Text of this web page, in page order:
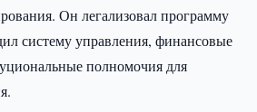
Он легализовал программу
систему управления, финансовые
полномочия для